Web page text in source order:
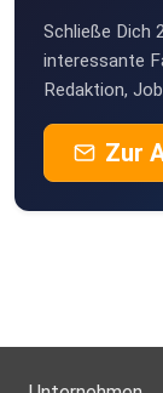
Acer2
Schließe Dich
interessante
Redaktion,
Zur